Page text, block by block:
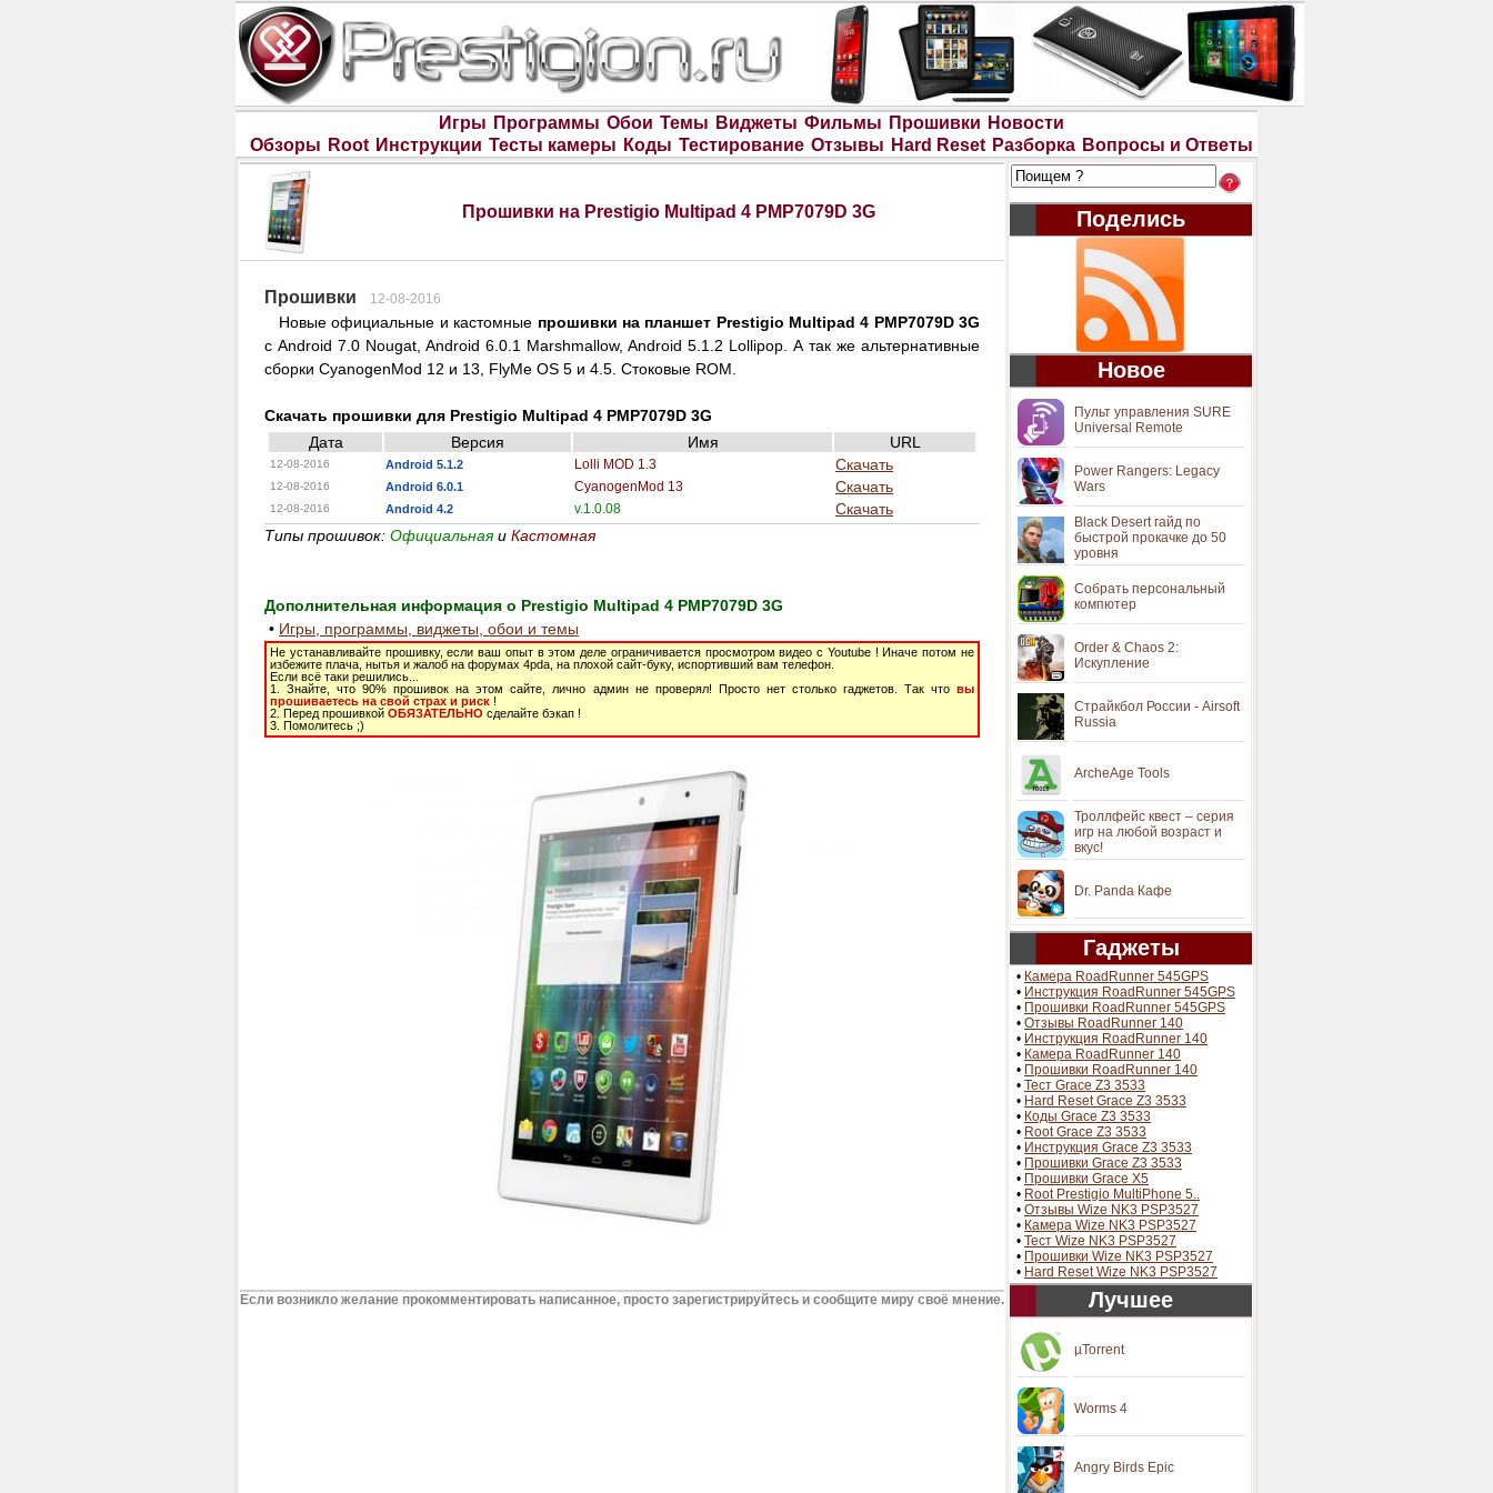
Игры Программы Обои Темы Виджеты Фильмы Прошивки Новости
Обзоры Root Инструкции Тесты камеры Коды Тестирование Отзывы Hard Reset Разборка Вопросы и Ответы
Прошивки на Prestigio Multipad 4 PMP7079D 3G
Прошивки 12-08-2016
Новые официальные и кастомные прошивки на планшет Prestigio Multipad 4 PMP7079D 3G
с Android 7.0 Nougat, Android 6.0.1 Marshmallow, Android 5.1.2 Lollipop. А так же альтернативные
сборки CyanogenMod 12 и 13, FlyMe OS 5 и 4.5. Стоковые ROM.
Скачать прошивки для Prestigio Multipad 4 PMP7079D 3G
Дата
Версия Имя URL
12-08-2016 Android 5.1.2 Lolli MOD 1.3 Скачать
12-08-2016 Android 6.0.1 CyanogenMod 13 Скачать
12-08-2016 Android 4.2 v.1.0.08
Скачать
Типы прошивок: Официальнаяи Кастомная
Дополнительная информация о Prestigio Multipad 4 PMP7079D 3G
• Игры, программы, виджеты, обои и темы
Не устанавливайте прошивку, если ваш опыт в этом деле ограничивается просмотром видео с Youtube ! Иначе потом не
избежите плача, нытья и жалоб на форумах 4pda, на плохой сайт-буку, испортивший вам телефон.
Если всё таки решились...
1. Знайте, что 90% прошивок на этом сайте, лично админ не проверял! Просто нет столько гаджетов. Так что вы
прошиваетесь на свой страх и риск !
2. Перед прошивкой ОБЯЗАТЕЛЬНО сделайте бэкап !
3. Помолитесь ;)
Если возникло желание прокомментировать написанное, просто зарегистрируйтесь и сообщите миру своё мнение.
Поделись
Новое
Пульт управления SURE
Universal Remote
Power Rangers: Legacy
Wars
Black Desert гайд по
быстрой прокачке до 50
уровня
Собрать персональный
компютер
Order & Chaos 2:
Искупление
Страйкбол России - Airsoft
Russia
ArcheAge Tools
Троллфейс квест – серия
игр на любой возраст и
вкус!
Dr. Panda Кафе
Гаджеты
• Камера RoadRunner 545GPS
• Инструкция RoadRunner 545GPS
• Прошивки RoadRunner 545GPS
• Отзывы RoadRunner 140
• Инструкция RoadRunner 140
• Камера RoadRunner 140
• Прошивки RoadRunner 140
• Тест Grace Z3 3533
• Hard Reset Grace Z3 3533
• Коды Grace Z3 3533
• Root Grace Z3 3533
• Инструкция Grace Z3 3533
• Прошивки Grace Z3 3533
• Прошивки Grace X5
• Root Prestigio MultiPhone 5..
• Отзывы Wize NK3 PSP3527
• Камера Wize NK3 PSP3527
• Тест Wize NK3 PSP3527
• Прошивки Wize NK3 PSP3527
• Hard Reset Wize NK3 PSP3527
Лучшее
µTorrent
Worms 4
Angry Birds Epic